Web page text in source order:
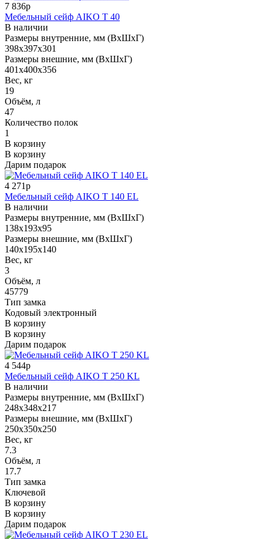
7 836р
Мебельный сейф AIKO Т 40
В наличии
Размеры внутренние, мм (ВхШхГ)
398x397x301
Размеры внешние, мм (ВхШхГ)
401x400x356
Вес, кг
19
Объём, л
47
Количество полок
1
В корзину
В корзину
Дарим подарок
4 271р
Мебельный сейф AIKO T 140 EL
В наличии
Размеры внутренние, мм (ВхШхГ)
138x193x95
Размеры внешние, мм (ВхШхГ)
140x195x140
Вес, кг
3
Объём, л
45779
Тип замка
Кодовый электронный
В корзину
В корзину
Дарим подарок
4 544р
Мебельный сейф AIKO T 250 KL
В наличии
Размеры внутренние, мм (ВхШхГ)
248x348x217
Размеры внешние, мм (ВхШхГ)
250x350x250
Вес, кг
7.3
Объём, л
17.7
Тип замка
Ключевой
В корзину
В корзину
Дарим подарок